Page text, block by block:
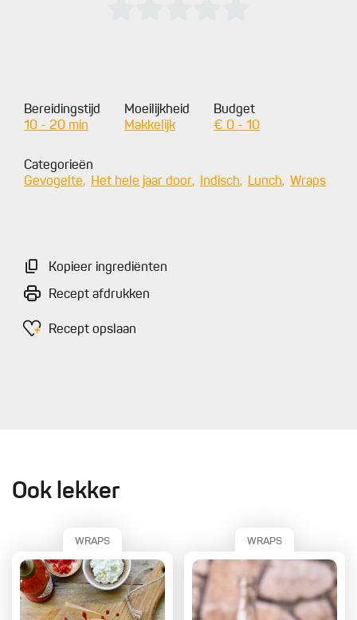
Bereidingstijd
10 - 20 min
Moeilijkheid
Makkelijk
Budget
€ 0 - 10
Categorieën
Gevogelte
Het hele jaar door Indisch Lunch Wraps
Kopieer ingrediënten
Recept afdrukken
Recept opslaan
Ook lekker
WRAPS WRAPS